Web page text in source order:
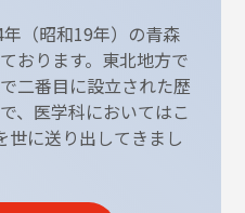
（昭和19年）の青森
おります。東北地方で
二番目に設立された歴
、医学科においてはこ
世に送り出してきまし